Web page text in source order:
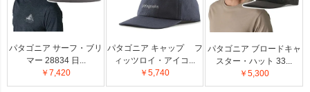
パタゴニア サーフ・ブリ
マー 28834 日...
￥7,420
パタゴニア キャップ フ
ィッツロイ・アイコ...
￥5,740
パタゴニア ブロードキャ
スター・ハット 33...
￥5,300